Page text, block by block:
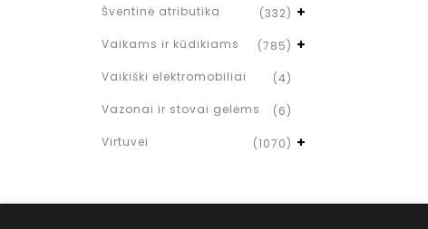
Šventinė atributika
(332)
Vaikams ir kūdikiams
(785)
Vaikiški elektromobiliai
(4)
Vazonai ir stovai gelėms
(6)
Virtuvei
(1070)